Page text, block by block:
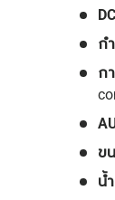
ก
ก
ข
น้